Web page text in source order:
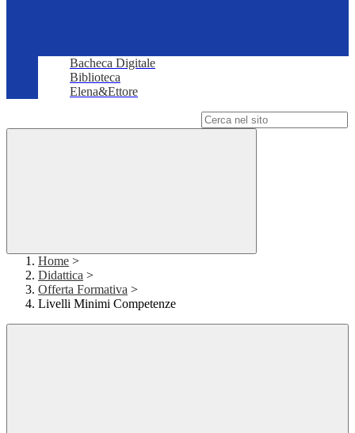
Bacheca Digitale
Biblioteca
Elena&Ettore
Home >
Didattica >
Offerta Formativa >
Livelli Minimi Competenze